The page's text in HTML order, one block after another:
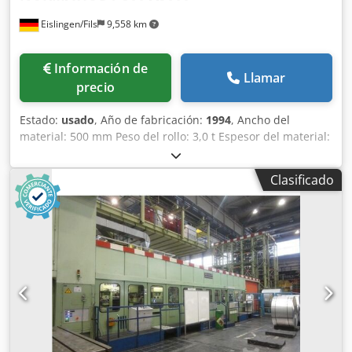
los rodillos enderezadores Mesa de transferencia de
lazo mediante sensor ultrasónico (analógico) - Supervisión
de la holgura de la banda (mín/máx) - Supervisión del final
de la banda
Eislingen/Fils 9,558 km
Información de
precio
Llamar
Estado: usado, Año de fabricación: 1994, Ancho del
material: 500 mm Peso del rollo: 3,0 t Espesor del material:
0,2 - 2,5 mm Diámetro interior del rollo: 470 - 530 mm
Diámetro exterior del rollo: 1400 mm Número de rodillos
rectores: 9 Diámetro de los rodillos rectores: 40 mm
Número de rodillos de alimentación y extracción: 4
Chjdozrppiepfx Ah Asa Sección transversal del material:
1200 mm² Velocidad: 1,5 - 30 m/min Espacio requerido
para el devanadero (ancho x largo x alto): 1,9 x 0,6 x 1,7 m
Peso del devanadero: 1,1 t Espacio requerido para la
máquina rectificadora (ancho x largo x alto): 3,3 x 1,3 x 2,7
m Peso de la máquina rectificadora: 3,0 t - Máquina
rectificadora RYD 40 x 500 con accionamiento de
regulación continua (los rodillos rectores inferiores están
Clasificado